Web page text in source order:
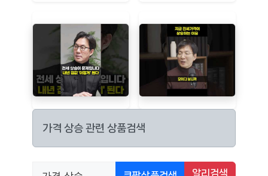
가격 상승 관련 상품검색
알리검색